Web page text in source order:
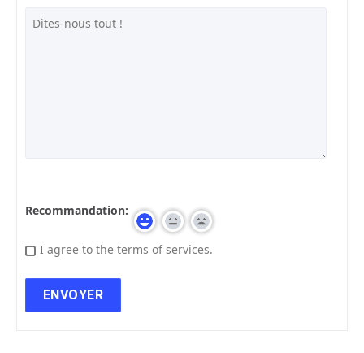
Recommandation:
I agree to the terms of services.